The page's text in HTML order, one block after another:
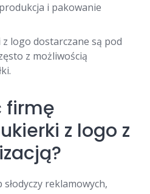
i pakowanie
logo dostarczane są pod
z możliwością
firmę
z logo z
reklamowych,